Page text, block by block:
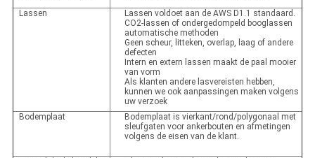
Lassen
Lassen voldoet aan de AWS D1.1 standaard.
CO2-lassen of ondergedompeld booglassen
automatische methoden
Geen scheur, litteken, overlap, laag of andere
defecten
Intern en extern lassen maakt de paal mooier
van vorm
Als klanten andere lasvereisten hebben,
kunnen we ook aanpassingen maken volgens
uw verzoek
Bodemplaat
Bodemplaat is vierkant/rond/polygonaal met
sleufgaten voor ankerbouten en afmetingen
volgens de eisen van de klant.